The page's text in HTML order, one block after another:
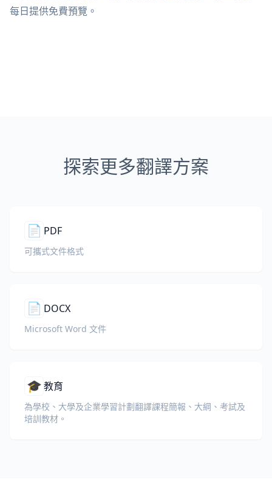
每日提供免費預覽。
探索更多翻譯方案
📄 PDF
可攜式文件格式
📄 DOCX
Microsoft Word 文件
🎓教育
為學校、大學及企業學習計劃翻譯課程簡報、大綱、考試及
培訓教材。